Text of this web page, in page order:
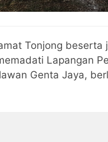
Tonjong beserta
Lapangan
Genta Jaya,